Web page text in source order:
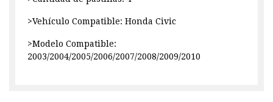
>Vehículo Compatible: Honda Civic
>Modelo Compatible:
2003/2004/2005/2006/2007/2008/2009/2010